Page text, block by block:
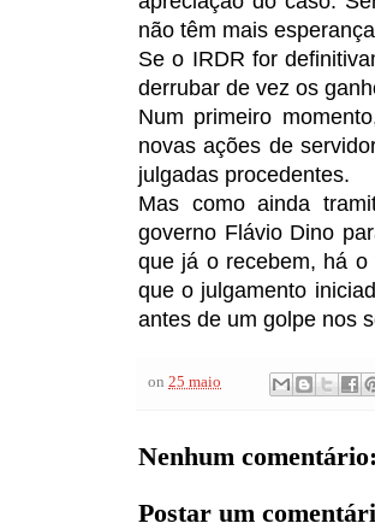
não têm mais
Se o IRDR for
derrubar de vez os
Num primeiro
novas ações de
julgadas procedentes.
Mas como ainda
governo Flávio Dino
que já o recebem, há o
que o julgamento
antes de um golpe nos
on 25 maio
Nenhum comentário:
Postar um